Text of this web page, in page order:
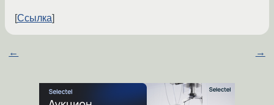
Ссылка
← →